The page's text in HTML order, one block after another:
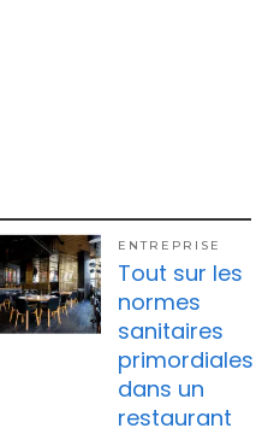
ENTREPRISE
Tout sur les
normes
sanitaires
primordiales
dans un
restaurant